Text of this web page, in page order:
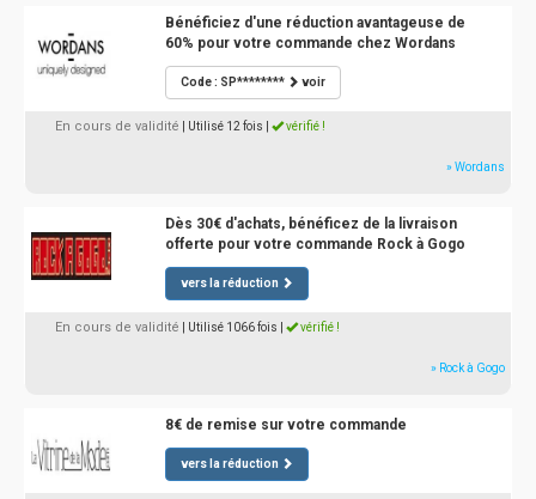
Bénéficiez d'une réduction avantageuse de
60% pour votre commande chez Wordans
Code : SP******** voir
En cours de validité | Utilisé 12 fois vérifié !
» Wordans
Dès 30€ d'achats, bénéficez de la livraison
offerte pour votre commande Rock à Gogo
vers la réduction
En cours de validité | Utilisé 1066 fois vérifié !
» Rock à Gogo
8€ de remise sur votre commande
vers la réduction